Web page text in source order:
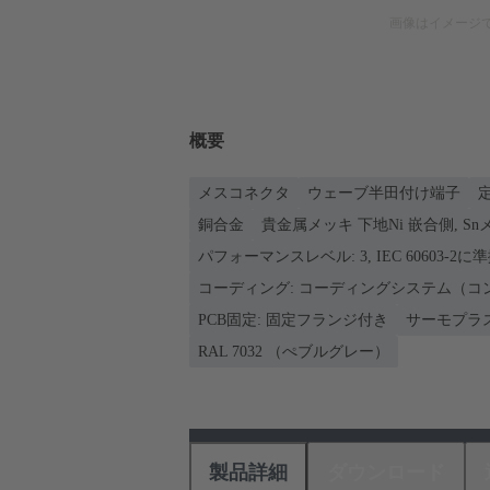
概要
メスコネクタ ウェーブ半田付け端子
銅合金
貴金属メッキ 下地Ni 嵌合側, Sn
パフォーマンスレベル: 3, IEC 60603-2に
コーディング: コーディングシステム（コ
PCB固定: 固定フランジ付き
サーモプラ
RAL 7032 （ぺブルグレー）
製品詳細